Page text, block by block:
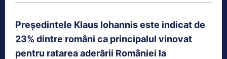
Preşedintele Klaus Iohannis este indicat de
23% dintre români ca principalul vinovat
pentru ratarea aderării României la